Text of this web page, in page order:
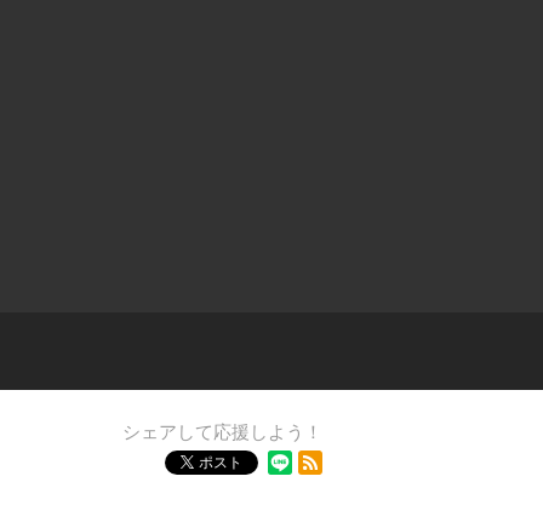
シェアして応援しよう！
ポスト